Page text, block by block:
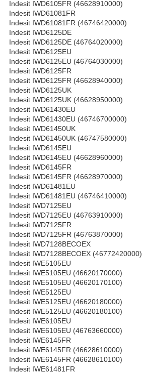
Indesit IWD6105FR (46628910000)
Indesit IWD61081FR
Indesit IWD61081FR (46746420000)
Indesit IWD6125DE
Indesit IWD6125DE (46764020000)
Indesit IWD6125EU
Indesit IWD6125EU (46764030000)
Indesit IWD6125FR
Indesit IWD6125FR (46628940000)
Indesit IWD6125UK
Indesit IWD6125UK (46628950000)
Indesit IWD61430EU
Indesit IWD61430EU (46746700000)
Indesit IWD61450UK
Indesit IWD61450UK (46747580000)
Indesit IWD6145EU
Indesit IWD6145EU (46628960000)
Indesit IWD6145FR
Indesit IWD6145FR (46628970000)
Indesit IWD61481EU
Indesit IWD61481EU (46746410000)
Indesit IWD7125EU
Indesit IWD7125EU (46763910000)
Indesit IWD7125FR
Indesit IWD7125FR (46763870000)
Indesit IWD7128BECOEX
Indesit IWD7128BECOEX (46772420000)
Indesit IWE5105EU
Indesit IWE5105EU (46620170000)
Indesit IWE5105EU (46620170100)
Indesit IWE5125EU
Indesit IWE5125EU (46620180000)
Indesit IWE5125EU (46620180100)
Indesit IWE6105EU
Indesit IWE6105EU (46763660000)
Indesit IWE6145FR
Indesit IWE6145FR (46628610000)
Indesit IWE6145FR (46628610100)
Indesit IWE61481FR